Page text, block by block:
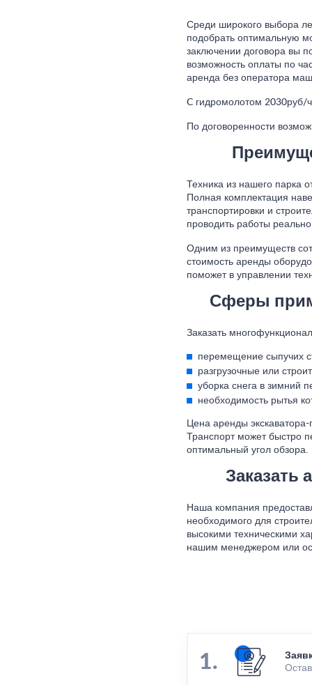
Среди широкого выбора
подобрать оптимальную
заключении договора вы
возможность оплаты по
аренда без оператора
C гидромолотом 2030руб/
По договоренности
Техника из нашего
Полная комплектация
транспортировки и
проводить работы
Одним из преимуществ
стоимость аренды
поможет в управлении
Сферы
Заказать
перемещение сыпучих
разгрузочные или
уборка снега в зимний
необходимость рытья
Цена аренды
Транспорт может быстро
оптимальный угол обзора.
Заказать
Наша компания
необходимого для
высокими техническими
нашим менеджером или